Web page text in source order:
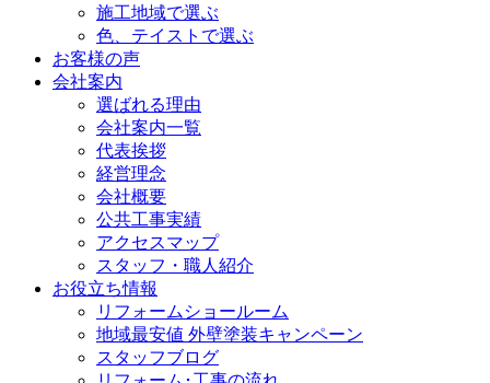
施工地域で選ぶ
色、テイストで選ぶ
お客様の声
会社案内
選ばれる理由
会社案内一覧
代表挨拶
経営理念
会社概要
公共工事実績
アクセスマップ
スタッフ・職人紹介
お役立ち情報
リフォームショールーム
地域最安値 外壁塗装キャンペーン
スタッフブログ